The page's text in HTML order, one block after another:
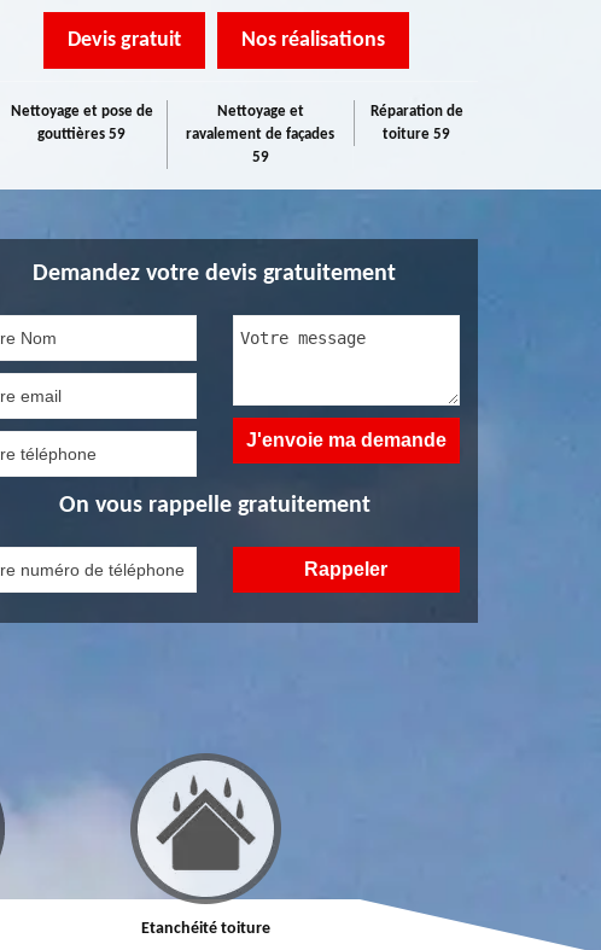
Devis gratuit Nos réalisations
Nettoyage et pose de
gouttières 59
Nettoyage et
ravalement de façades
59
Réparation de
toiture 59
Demandez votre devis gratuitement
On vous rappelle gratuitement
Etanchéité toiture Réparation de toiture